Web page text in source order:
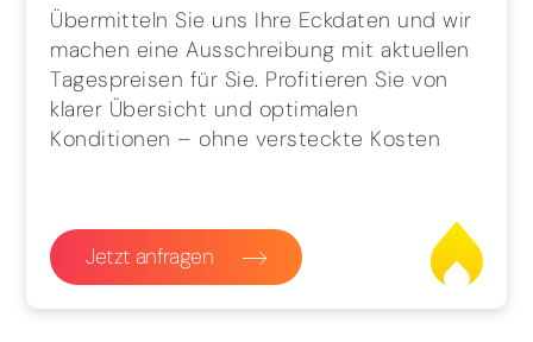
Übermitteln Sie uns Ihre Eckdaten und wir
machen eine Ausschreibung mit aktuellen
Tagespreisen für Sie. Profitieren Sie von
klarer Übersicht und optimalen
Konditionen – ohne versteckte Kosten
Jetzt anfragen